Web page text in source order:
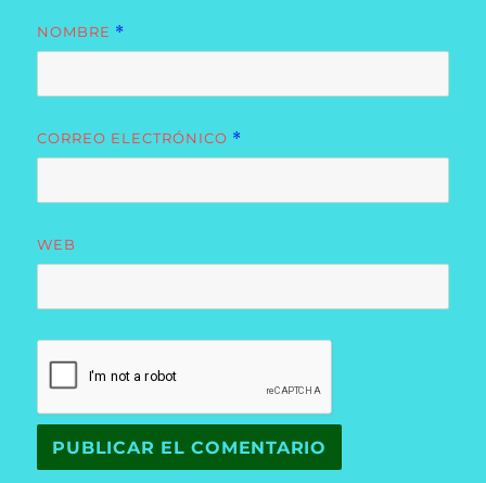
NOMBRE *
CORREO ELECTRÓNICO *
WEB